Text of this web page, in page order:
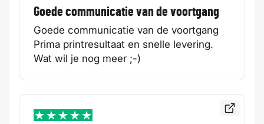
Goede communicatie van de voortgang
Goede communicatie van de voortgang
Prima printresultaat en snelle levering.
Wat wil je nog meer ;-)
5 / 5 Bekijk